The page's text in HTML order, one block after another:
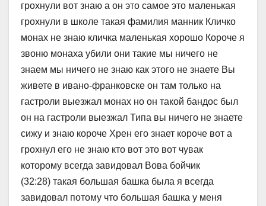
грохнули вот знаю а он это самое это маленькая
грохнули в школе такая фамилия манник Кличко
монах не знаю кличка маленькая хорошо Короче я
звоню монаха убили они такие мы ничего не
знаем мы ничего не знаю как этого не знаете Вы
живете в ивано-франковске он там только на
гастроли выезжал монах но он такой бандос был
он на гастроли выезжал Типа вы ничего не знаете
сижу и знаю короче Хрен его знает короче вот а
грохнул его не знаю кто вот это вот чувак
которому всегда завидовал Вова бойчик
(32:28) такая большая башка была я всегда
завидовал потому что большая башка у меня